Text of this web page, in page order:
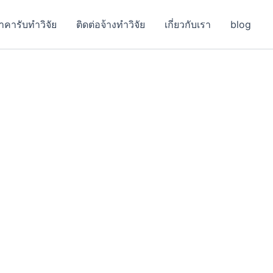
คารับทำวิจัย ติดต่อจ้างทำวิจัย เกี่ยวกับเรา blog